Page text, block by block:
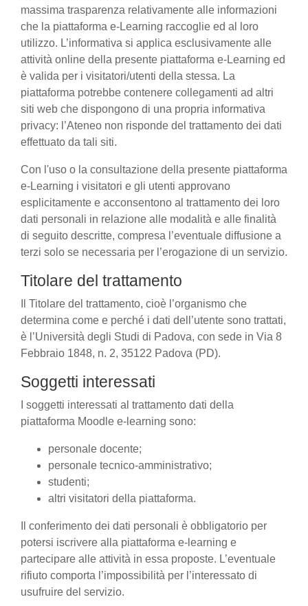
massima trasparenza relativamente alle informazioni
che la piattaforma e-Learning raccoglie ed al loro
utilizzo. L’informativa si applica esclusivamente alle
attività online della presente piattaforma e-Learning ed
è valida per i visitatori/utenti della stessa. La
piattaforma potrebbe contenere collegamenti ad altri
siti web che dispongono di una propria informativa
privacy: l’Ateneo non risponde del trattamento dei dati
effettuato da tali siti.
Con l'uso o la consultazione della presente piattaforma
e-Learning i visitatori e gli utenti approvano
esplicitamente e acconsentono al trattamento dei loro
dati personali in relazione alle modalità e alle finalità
di seguito descritte, compresa l’eventuale diffusione a
terzi solo se necessaria per l’erogazione di un servizio.
Titolare del trattamento
Il Titolare del trattamento, cioè l’organismo che
determina come e perché i dati dell’utente sono trattati,
è l’Università degli Studi di Padova, con sede in Via 8
Febbraio 1848, n. 2, 35122 Padova (PD).
Soggetti interessati
I soggetti interessati al trattamento dati della
piattaforma Moodle e-learning sono:
personale docente;
personale tecnico-amministrativo;
studenti;
altri visitatori della piattaforma.
Il conferimento dei dati personali è obbligatorio per
potersi iscrivere alla piattaforma e-learning e
partecipare alle attività in essa proposte. L’eventuale
rifiuto comporta l’impossibilità per l’interessato di
usufruire del servizio.